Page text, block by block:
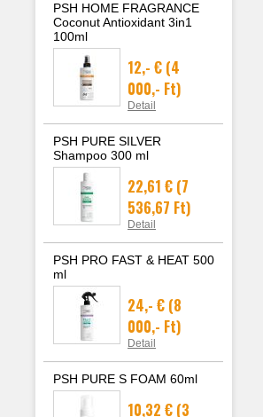
PSH HOME FRAGRANCE
Coconut Antioxidant 3in1
100ml
12,- € (4
000,- Ft)
Detail
PSH PURE SILVER
Shampoo 300 ml
22,61 € (7
536,67 Ft)
Detail
PSH PRO FAST & HEAT 500
ml
24,- € (8
000,- Ft)
Detail
PSH PURE S FOAM 60ml
10,32 € (3